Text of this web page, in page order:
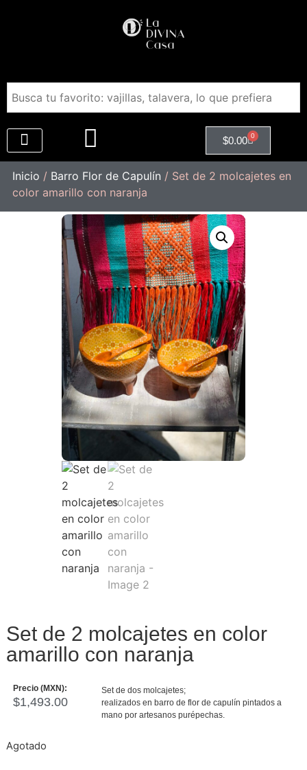
$0.00 0
Inicio / Barro Flor de Capulín / Set de 2 molcajetes en
color amarillo con naranja
Set de 2 molcajetes en color
amarillo con naranja
Precio (MXN):
$1,493.00
Set de dos molcajetes;
realizados en barro de flor de capulín pintados a
mano por artesanos purépechas.
Agotado